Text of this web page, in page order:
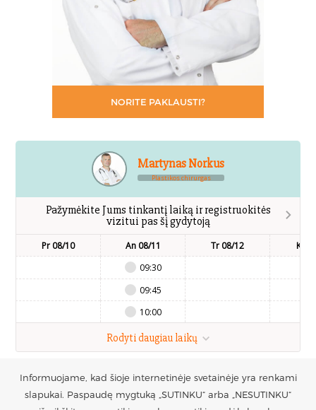
NORITE PAKLAUSTI?
Martynas Norkus
Plastikos chirurgas
Pažymėkite Jums tinkantį laiką ir registruokitės
vizitui pas šį gydytoją
Pr 08/10
An 08/11
09:30
09:45
10:00
Tr 08/12 Kt
Rodyti daugiau laikų
Registruotis vizitui
UAB Estetinės
chirurgijos centras +370 686 33217
Informuojame, kad šioje internetinėje svetainėje yra renkami
slapukai. Paspaudę mygtuką „SUTINKU“ arba „NESUTINKU“